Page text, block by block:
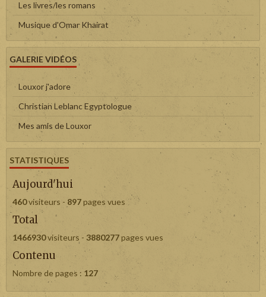
Les livres/les romans
Musique d'Omar Khairat
GALERIE VIDÉOS
Louxor j'adore
Christian Leblanc Egyptologue
Mes amis de Louxor
STATISTIQUES
Aujourd'hui
460visiteurs - 897pages vues
Total
1466930visiteurs - 3880277pages vues
Contenu
Nombre de pages : 127